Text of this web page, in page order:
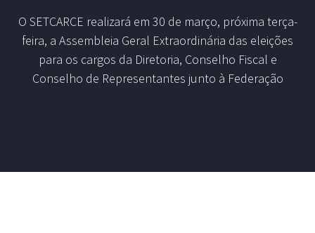
O SETCARCE realizará em 30 de março, próxima terça-
feira, a Assembleia Geral Extraordinária das eleições
para os cargos da Diretoria, Conselho Fiscal e
Conselho de Representantes junto à Federação